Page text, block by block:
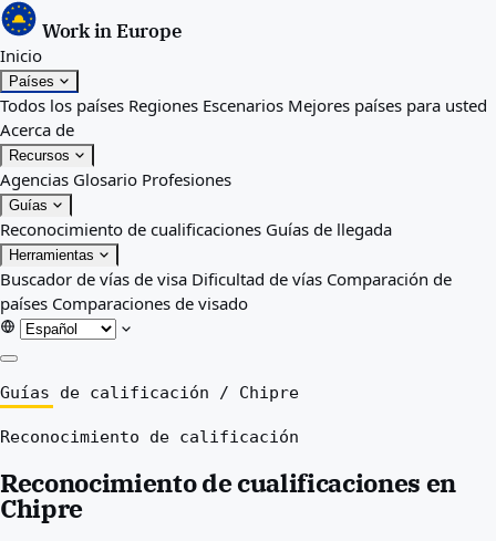
Work in Europe
Inicio
Países
Todos los países Regiones Escenarios Mejores países para usted
Acerca de
Recursos
Agencias Glosario Profesiones
Guías
Reconocimiento de cualificaciones Guías de llegada
Herramientas
Buscador de vías de visa Dificultad de vías Comparación de
países Comparaciones de visado
Inicio
Todos los países
Escenarios
Guías de calificación / Chipre
Reconocimiento de calificación
Reconocimiento de cualificaciones en
Chipre